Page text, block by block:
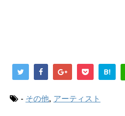
B!
- その他, アーティスト